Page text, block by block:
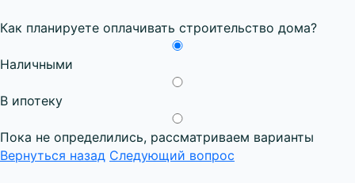
Как планируете оплачивать строительство дома?
Наличными
В ипотеку
Пока не определились, рассматриваем варианты
Вернуться назад Следующий вопрос